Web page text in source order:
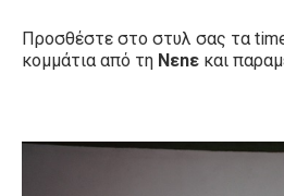
Προσθέστε στο στυλ σας τα
κομμάτια από τη Nεnε και